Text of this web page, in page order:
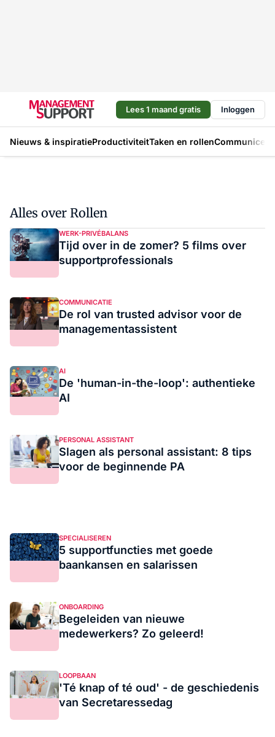
Lees 1 maand gratis Inloggen
Nieuws & inspiratieProductiviteitTaken en rollen
Alles over Rollen
WERK-PRIVÉBALANS
Tijd over in de zomer? 5 films over
supportprofessionals
COMMUNICATIE
De rol van trusted advisor voor de
managementassistent
AI
De 'human-in-the-loop': authentieke
AI
PERSONAL ASSISTANT
Slagen als personal assistant: 8 tips
voor de beginnende PA
SPECIALISEREN
5 supportfuncties met goede
baankansen en salarissen
ONBOARDING
Begeleiden van nieuwe
medewerkers? Zo geleerd!
LOOPBAAN
'Té knap of té oud' - de geschiedenis
van Secretaressedag